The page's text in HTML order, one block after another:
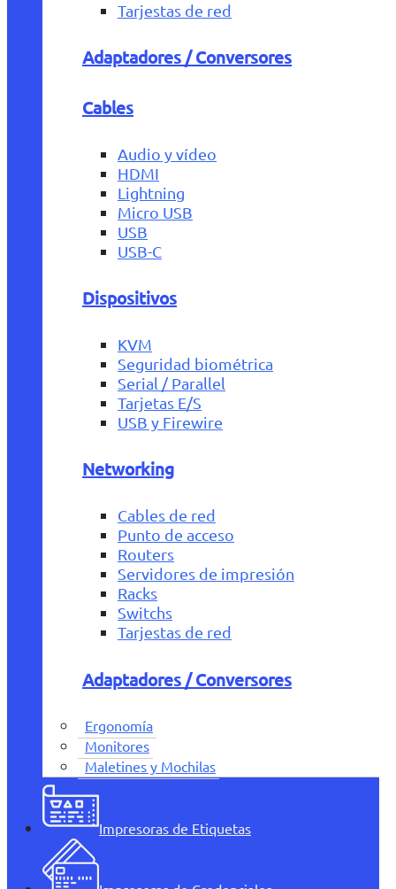
Tarjestas de red
Adaptadores / Conversores
Cables
Audio y vídeo
HDMI
Lightning
Micro USB
USB
USB-C
Dispositivos
KVM
Seguridad biométrica
Serial / Parallel
Tarjetas E/S
USB y Firewire
Networking
Cables de red
Punto de acceso
Routers
Servidores de impresión
Racks
Switchs
Tarjestas de red
Adaptadores / Conversores
Ergonomía
Monitores
Maletines y Mochilas
Impresoras de Etiquetas